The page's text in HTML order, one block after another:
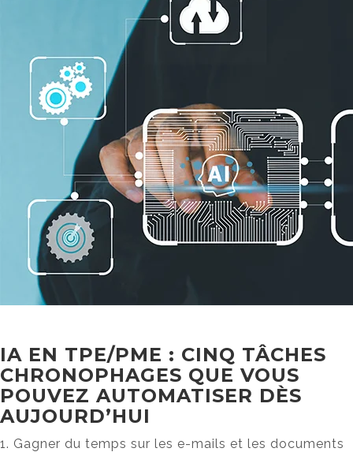
IA EN TPE/PME : CINQ TÂCHES
CHRONOPHAGES QUE VOUS
POUVEZ AUTOMATISER DÈS
AUJOURD’HUI
1. Gagner du temps sur les e-mails et les documents